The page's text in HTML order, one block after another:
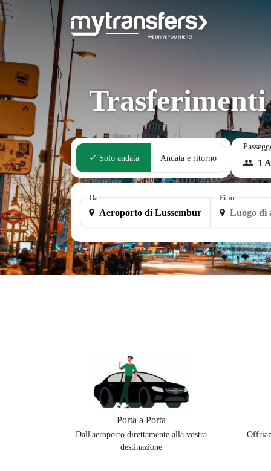
Solo andata Andata e ritorno 1
Da Fino
Porta a Porta
Dall'aeroporto direttamente alla vostra
destinazione